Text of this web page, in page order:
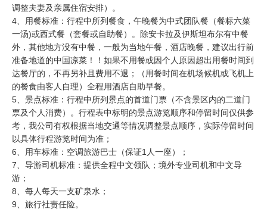
调整夫妻及亲属住宿安排）。
4、用餐标准：行程中所列餐食，午晚餐为中式团队餐（餐标六菜
一汤)或西式餐（套餐或自助餐）。除安卡拉及伊斯坦布尔有中餐
外，其他地方没有中餐，一般为当地午餐，酒店晚餐，建议出行前
准备地道的中国凉菜！！如果不用餐或因个人原因超出用餐时间到
达餐厅的，不再另补且费用不退；（用餐时间在机场候机或飞机上
的餐食由客人自理）全程用酒店自助早餐。
5、景点标准：行程中所列景点的首道门票（不含景区内的二道门
票及个人消费）。行程表中标明的景点游览顺序和停留时间仅供参
考，我公司有权根据当地交通等情况调整景点顺序，实际停留时间
以具体行程游览时间为准；
6、用车标准：空调旅游巴士（保证1人一座）；
7、导游司机标准：提供全程中文领队；境外专业司机和中文导
游；
8、每人每天一支矿泉水；
9、旅行社责任险。